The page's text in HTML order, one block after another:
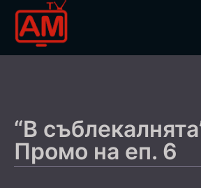
“В
Промо на еп. 6